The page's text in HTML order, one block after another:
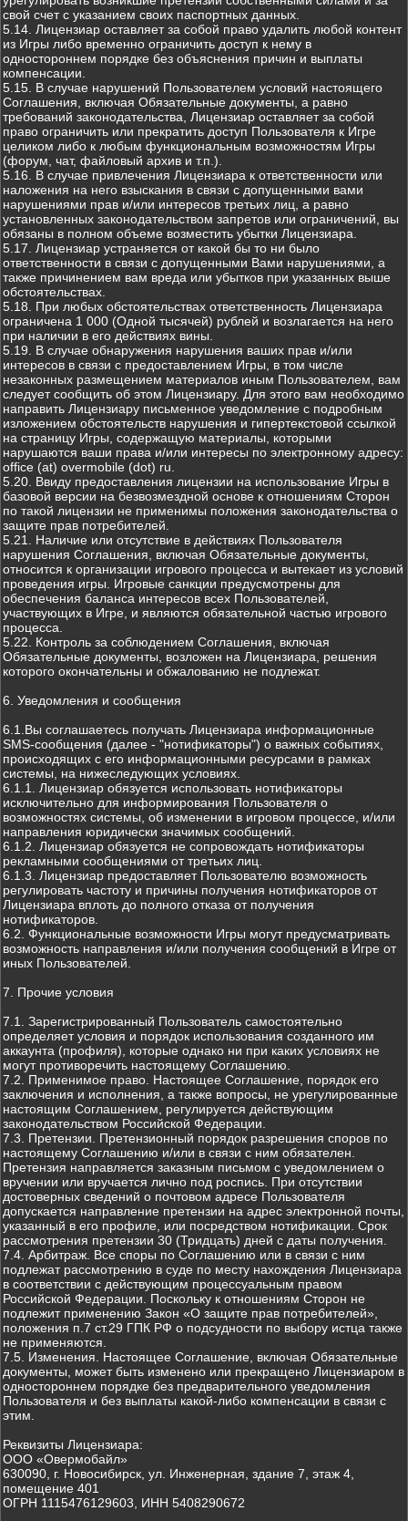
свой счет с указанием своих паспортных данных.
5.14. Лицензиар оставляет за собой право удалить любой контент
из Игры либо временно ограничить доступ к нему в
одностороннем порядке без объяснения причин и выплаты
компенсации.
5.15. В случае нарушений Пользователем условий настоящего
Соглашения, включая Обязательные документы, а равно
требований законодательства, Лицензиар оставляет за собой
право ограничить или прекратить доступ Пользователя к Игре
целиком либо к любым функциональным возможностям Игры
(форум, чат, файловый архив и т.п.).
5.16. В случае привлечения Лицензиара к ответственности или
наложения на него взыскания в связи с допущенными вами
нарушениями прав и/или интересов третьих лиц, а равно
установленных законодательством запретов или ограничений, вы
обязаны в полном объеме возместить убытки Лицензиара.
5.17. Лицензиар устраняется от какой бы то ни было
ответственности в связи с допущенными Вами нарушениями, а
также причинением вам вреда или убытков при указанных выше
обстоятельствах.
5.18. При любых обстоятельствах ответственность Лицензиара
ограничена 1 000 (Одной тысячей) рублей и возлагается на него
при наличии в его действиях вины.
5.19. В случае обнаружения нарушения ваших прав и/или
интересов в связи с предоставлением Игры, в том числе
незаконных размещением материалов иным Пользователем, вам
следует сообщить об этом Лицензиару. Для этого вам необходимо
направить Лицензиару письменное уведомление с подробным
изложением обстоятельств нарушения и гипертекстовой ссылкой
на страницу Игры, содержащую материалы, которыми
нарушаются ваши права и/или интересы по электронному адресу:
office (at) overmobile (dot) ru.
5.20. Ввиду предоставления лицензии на использование Игры в
базовой версии на безвозмездной основе к отношениям Сторон
по такой лицензии не применимы положения законодательства о
защите прав потребителей.
5.21. Наличие или отсутствие в действиях Пользователя
нарушения Соглашения, включая Обязательные документы,
относится к организации игрового процесса и вытекает из условий
проведения игры. Игровые санкции предусмотрены для
обеспечения баланса интересов всех Пользователей,
участвующих в Игре, и являются обязательной частью игрового
процесса.
5.22. Контроль за соблюдением Соглашения, включая
Обязательные документы, возложен на Лицензиара, решения
которого окончательны и обжалованию не подлежат.
6. Уведомления и сообщения
6.1.Вы соглашаетесь получать Лицензиара информационные
SMS-сообщения (далее - "нотификаторы") о важных событиях,
происходящих с его информационными ресурсами в рамках
системы, на нижеследующих условиях.
6.1.1. Лицензиар обязуется использовать нотификаторы
исключительно для информирования Пользователя о
возможностях системы, об изменении в игровом процессе, и/или
направления юридически значимых сообщений.
6.1.2. Лицензиар обязуется не сопровождать нотификаторы
рекламными сообщениями от третьих лиц.
6.1.3. Лицензиар предоставляет Пользователю возможность
регулировать частоту и причины получения нотификаторов от
Лицензиара вплоть до полного отказа от получения
нотификаторов.
6.2. Функциональные возможности Игры могут предусматривать
возможность направления и/или получения сообщений в Игре от
иных Пользователей.
7. Прочие условия
7.1. Зарегистрированный Пользователь самостоятельно
определяет условия и порядок использования созданного им
аккаунта (профиля), которые однако ни при каких условиях не
могут противоречить настоящему Соглашению.
7.2. Применимое право. Настоящее Соглашение, порядок его
заключения и исполнения, а также вопросы, не урегулированные
настоящим Соглашением, регулируется действующим
законодательством Российской Федерации.
7.3. Претензии. Претензионный порядок разрешения споров по
настоящему Соглашению и/или в связи с ним обязателен.
Претензия направляется заказным письмом с уведомлением о
вручении или вручается лично под роспись. При отсутствии
достоверных сведений о почтовом адресе Пользователя
допускается направление претензии на адрес электронной почты,
указанный в его профиле, или посредством нотификации. Срок
рассмотрения претензии 30 (Тридцать) дней с даты получения.
7.4. Арбитраж. Все споры по Соглашению или в связи с ним
подлежат рассмотрению в суде по месту нахождения Лицензиара
в соответствии с действующим процессуальным правом
Российской Федерации. Поскольку к отношениям Сторон не
подлежит применению Закон «О защите прав потребителей»,
положения п.7 ст.29 ГПК РФ о подсудности по выбору истца также
не применяются.
7.5. Изменения. Настоящее Соглашение, включая Обязательные
документы, может быть изменено или прекращено Лицензиаром в
одностороннем порядке без предварительного уведомления
Пользователя и без выплаты какой-либо компенсации в связи с
этим.
Реквизиты Лицензиара:
ООО «Овермобайл»
630090, г. Новосибирск, ул. Инженерная, здание 7, этаж 4,
помещение 401
ОГРН 1115476129603, ИНН 5408290672